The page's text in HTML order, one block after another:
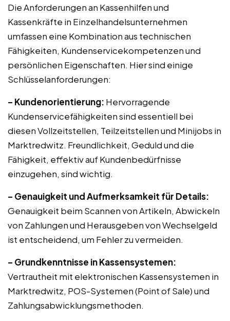
Die Anforderungen an Kassenhilfen und
Kassenkräfte in Einzelhandelsunternehmen
umfassen eine Kombination aus technischen
Fähigkeiten, Kundenservicekompetenzen und
persönlichen Eigenschaften. Hier sind einige
Schlüsselanforderungen:
– Kundenorientierung: Hervorragende
Kundenservicefähigkeiten sind essentiell bei
diesen Vollzeitstellen, Teilzeitstellen und Minijobs in
Marktredwitz. Freundlichkeit, Geduld und die
Fähigkeit, effektiv auf Kundenbedürfnisse
einzugehen, sind wichtig.
– Genauigkeit und Aufmerksamkeit für Details:
Genauigkeit beim Scannen von Artikeln, Abwickeln
von Zahlungen und Herausgeben von Wechselgeld
ist entscheidend, um Fehler zu vermeiden.
– Grundkenntnisse in Kassensystemen:
Vertrautheit mit elektronischen Kassensystemen in
Marktredwitz, POS-Systemen (Point of Sale) und
Zahlungsabwicklungsmethoden.